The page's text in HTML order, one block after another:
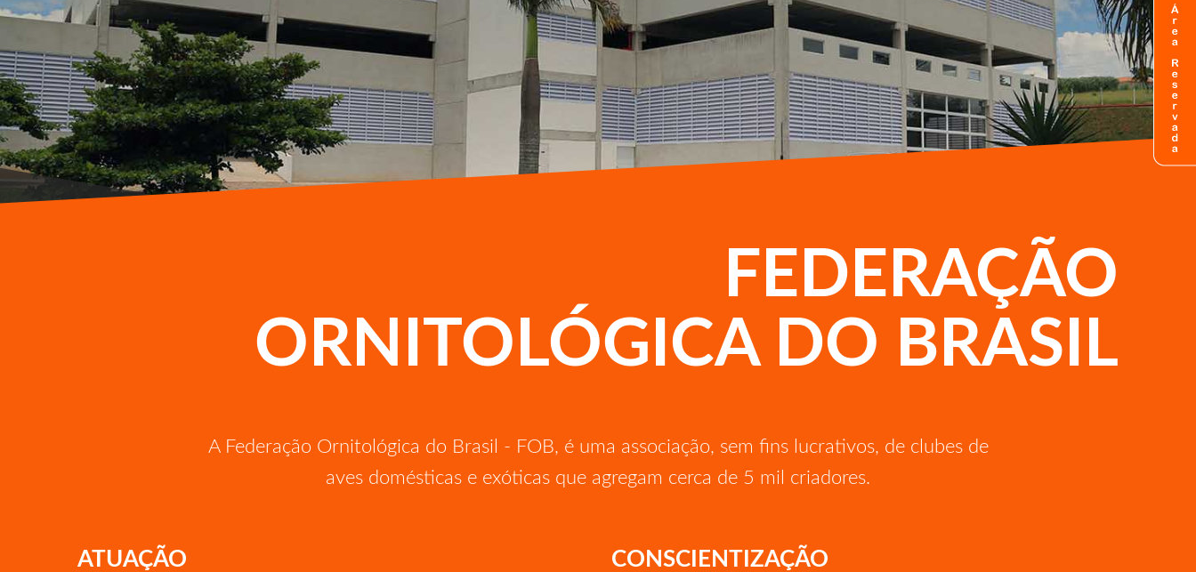
ANÉIS
PUBLICAÇÕES
COMUNICADO AOS CLUBES
FILIAÇÃO DE CLUBES NOVOS
HINO DA FOB
FEDERAÇÃO
ORNITOLÓGICA DO BRASIL
A Federação Ornitológica do Brasil - FOB, é uma associação, sem fins lucrativos, de clubes de
aves domésticas e exóticas que agregam cerca de 5 mil criadores.
ATUAÇÃO CONSCIENTIZAÇÃO